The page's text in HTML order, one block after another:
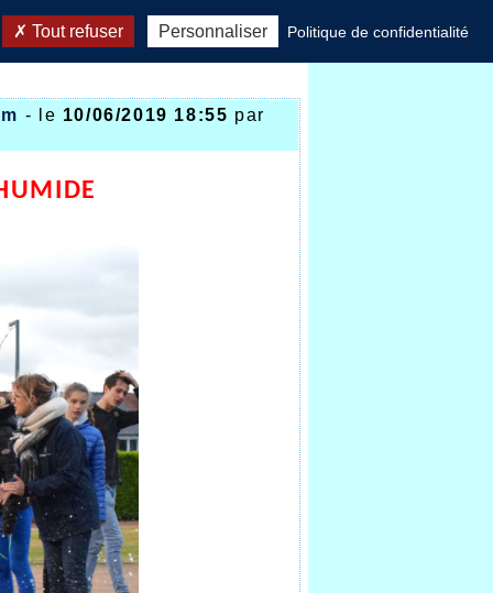
- le 10/06/2019 18:55 par
Tout refuser Personnaliser Politique de confidentialité